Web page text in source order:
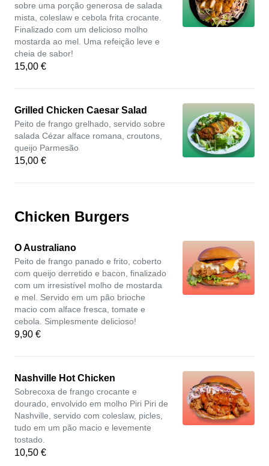
sobre uma porção generosa de salada
mista, coleslaw e cebola frita crocante.
Finalizado com um delicioso molho
mostarda ao mel. Uma refeição leve e
cheia de sabor!
15,00 €
Grilled Chicken Caesar Salad
Peito de frango grelhado, servido sobre
salada Cézar alface romana, croutons,
queijo Parmesão
15,00 €
Chicken Burgers
O Australiano
Peito de frango panado e frito, coberto
com queijo derretido e bacon, finalizado
com um irresistível molho de mostarda
e mel. Servido em um pão brioche
macio com alface fresca, tomate e
cebola. Simplesmente delicioso!
9,90 €
Nashville Hot Chicken
Sobrecoxa de frango crocante e
dourado, envolvido em molho Piri Piri de
Nashville, servido com coleslaw, picles,
tudo em um pão macio e levemente
tostado.
10,50 €